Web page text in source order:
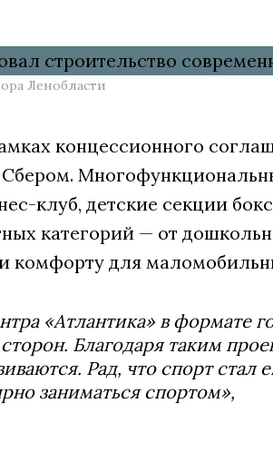
Ленобласти
концессионного
клуб, детские секции
категорий — от
комфорту для
«Атлантика» в формате
Благодаря таким
Рад, что спорт
заниматься спортом»,